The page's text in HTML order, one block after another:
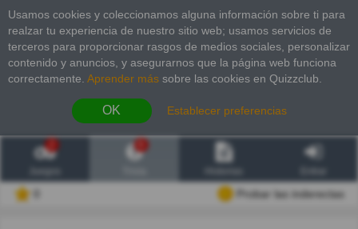
Usamos cookies y coleccionamos alguna información sobre ti para
realzar tu experiencia de nuestro sitio web; usamos servicios de
terceros para proporcionar rasgos de medios sociales, personalizar
contenido y anuncios, y asegurarnos que la página web funciona
correctamente. Aprender más sobre las cookies en Quizzclub.
OK Establecer preferencias
2
Probar las inderectas